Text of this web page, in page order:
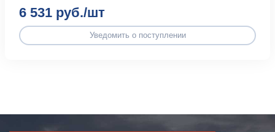
6 531 руб./шт
Уведомить о поступлении